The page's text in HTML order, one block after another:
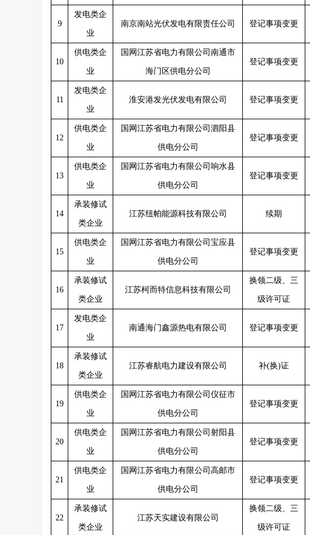
9
发电类企
业
南京南站光伏发电有限责任公司 登记事项变更
10
供电类企
业
国网江苏省电力有限公司南通市
海门区供电分公司
登记事项变更
11
发电类企
业
淮安港发光伏发电有限公司 登记事项变更
12
供电类企
业
国网江苏省电力有限公司泗阳县
供电分公司
登记事项变更
13
供电类企
业
国网江苏省电力有限公司响水县
供电分公司
登记事项变更
14
承装修试
类企业
江苏纽帕能源科技有限公司 续期
15
供电类企
业
国网江苏省电力有限公司宝应县
供电分公司
登记事项变更
16
承装修试
类企业
江苏柯而特信息科技有限公司
换领二级、三
级许可证
17
发电类企
业
南通海门鑫源热电有限公司 登记事项变更
18
承装修试
类企业
江苏睿航电力建设有限公司 补(换)证
19
供电类企
业
国网江苏省电力有限公司仪征市
供电分公司
登记事项变更
20
供电类企
业
国网江苏省电力有限公司射阳县
供电分公司
登记事项变更
21
供电类企
业
国网江苏省电力有限公司高邮市
供电分公司
登记事项变更
22
承装修试
类企业
江苏天实建设有限公司
换领二级、三
级许可证